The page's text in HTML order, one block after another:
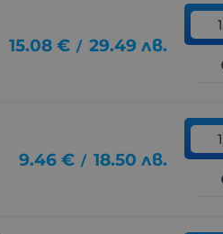
15.08 € / 29.49 лв.
9.46 € / 18.50 лв.